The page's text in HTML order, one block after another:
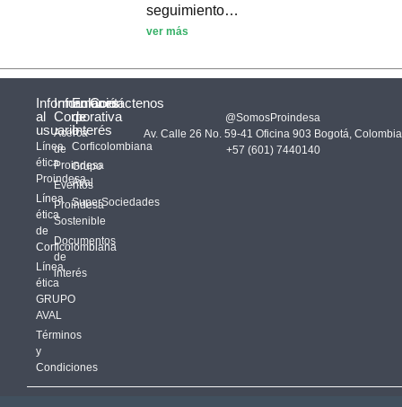
seguimiento…
ver más
Información
al
usuario
Línea
ética
Proindesa
Línea
ética
de
Corficolombiana
Línea
ética
GRUPO
AVAL
Términos
y
Condiciones
Información
Corporativa
Acerca
de
Proindesa
Eventos
Proindesa
Sostenible
Documentos
de
interés
Enlaces
de
Interés
Corficolombiana
Grupo
Aval
SuperSociedades
Contáctenos
@SomosProindesa
Av. Calle 26 No. 59-41 Oficina 903 Bogotá, Colombia
+57 (601) 7440140